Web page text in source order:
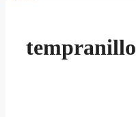
tempranillo